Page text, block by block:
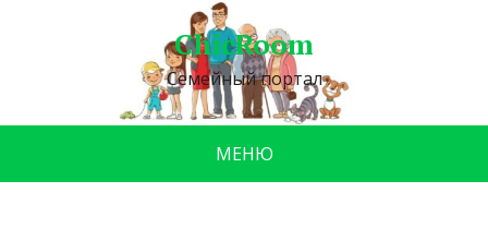
ChicRoom
Семейный портал
МЕНЮ